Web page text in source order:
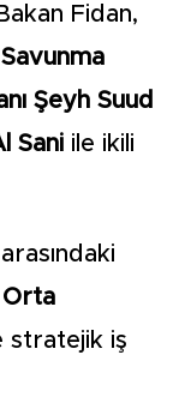
Fidan,
Şeyh Suud
Sani ile ikili
arasındaki
Orta
stratejik iş